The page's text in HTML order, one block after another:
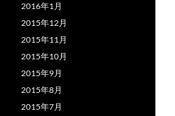
2016年1月
2015年12月
2015年11月
2015年10月
2015年9月
2015年8月
2015年7月